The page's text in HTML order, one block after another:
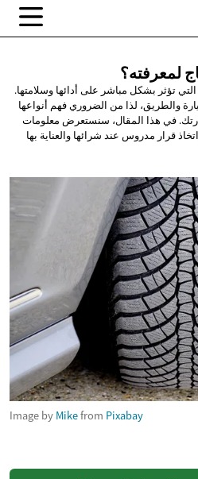
لمعرفته؟
تؤثر بشكل مباشر على أدائها وسلامتها.
والطريق، لذا من الضروري فهم أنواعها
في هذا المقال، سنستعرض معلومات
قرار مدروس عند شرائها والعناية بها
Image by Mikefrom Pixabay